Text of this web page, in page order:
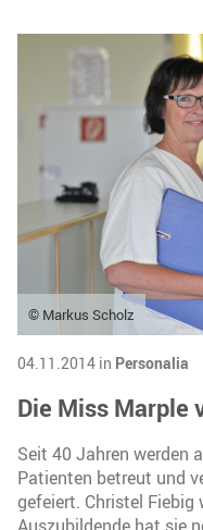
© Markus Scholz
04.11.2014 in Personalia
Die Miss Marple
Seit 40 Jahren werden
Patienten betreut und
gefeiert. Christel Fiebig